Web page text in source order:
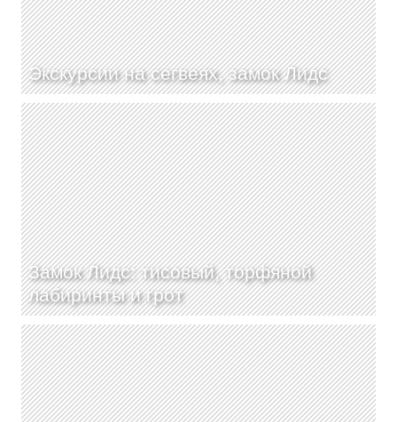
Экскурсии на сегвеях, замок Лидс
Замок Лидс: тисовый, торфяной
лабиринты и грот